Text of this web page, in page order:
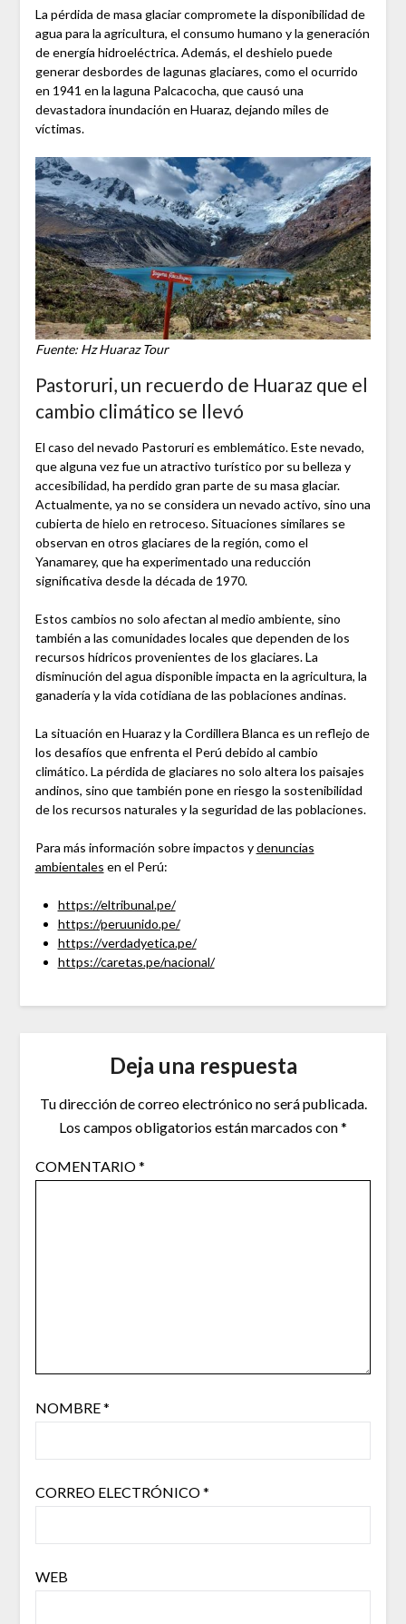
La pérdida de masa glaciar compromete la disponibilidad de
agua para la agricultura, el consumo humano y la generación
de energía hidroeléctrica. Además, el deshielo puede
generar desbordes de lagunas glaciares, como el ocurrido
en 1941 en la laguna Palcacocha, que causó una
devastadora inundación en Huaraz, dejando miles de
víctimas.
Fuente: Hz Huaraz Tour
Pastoruri, un recuerdo de Huaraz que el
cambio climático se llevó
El caso del nevado Pastoruri es emblemático. Este nevado,
que alguna vez fue un atractivo turístico por su belleza y
accesibilidad, ha perdido gran parte de su masa glaciar.
Actualmente, ya no se considera un nevado activo, sino una
cubierta de hielo en retroceso. Situaciones similares se
observan en otros glaciares de la región, como el
Yanamarey, que ha experimentado una reducción
significativa desde la década de 1970.
Estos cambios no solo afectan al medio ambiente, sino
también a las comunidades locales que dependen de los
recursos hídricos provenientes de los glaciares. La
disminución del agua disponible impacta en la agricultura, la
ganadería y la vida cotidiana de las poblaciones andinas.
La situación en Huaraz y la Cordillera Blanca es un reflejo de
los desafíos que enfrenta el Perú debido al cambio
climático. La pérdida de glaciares no solo altera los paisajes
andinos, sino que también pone en riesgo la sostenibilidad
de los recursos naturales y la seguridad de las poblaciones.
Para más información sobre impactos ydenuncias
ambientales en el Perú:
https://eltribunal.pe/
https://peruunido.pe/
https://verdadyetica.pe/
https://caretas.pe/nacional/
Deja una respuesta
Tu dirección de correo electrónico no será publicada.
Los campos obligatorios están marcados con*
COMENTARIO*
NOMBRE*
CORREO ELECTRÓNICO*
WEB